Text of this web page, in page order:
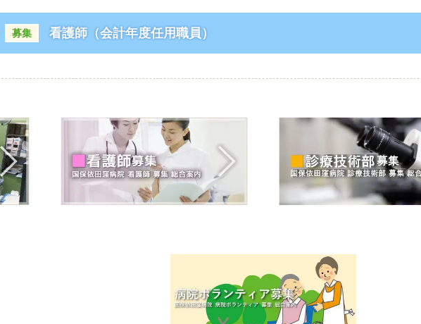
募集 看護師（会計年度任用職員）